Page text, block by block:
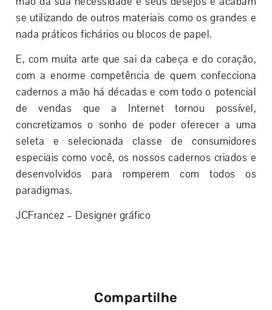
se utilizando de outros materiais como os grandes e
nada práticos fichários ou blocos de papel.
E, com muita arte que sai da cabeça e do coração,
com a enorme competência de quem confecciona
cadernos a mão há décadas e com todo o potencial
de vendas que a Internet tornou possível,
concretizamos o sonho de poder oferecer a uma
seleta e selecionada classe de consumidores
especiais como você, os nossos cadernos criados e
desenvolvidos para romperem com todos os
paradigmas.
JCFrancez – Designer gráfico
Compartilhe